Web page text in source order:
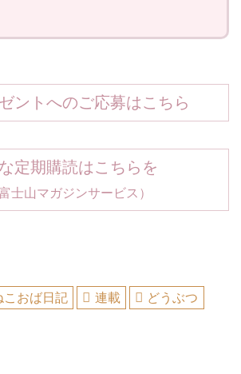
ントへのご応募はこちら
定期購読はこちらを
士山マガジンサービス）
こおば日記 連載
どうぶつ